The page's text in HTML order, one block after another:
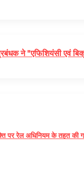
ने "एफिशियंसी एवं
पर रेल अधिनियम के तहत की